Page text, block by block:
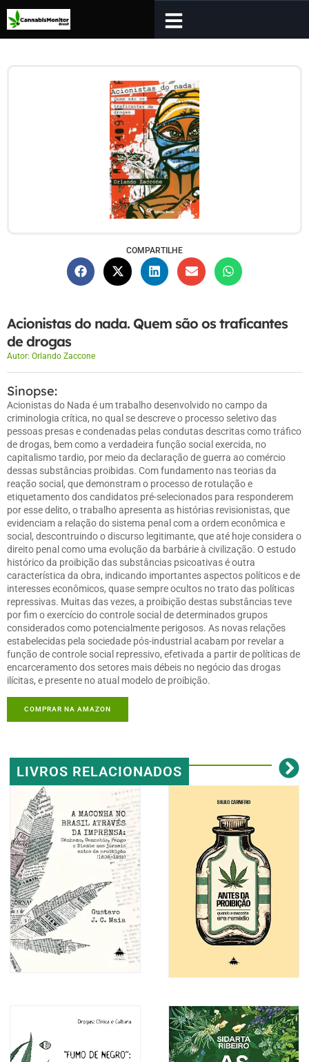
COMPARTILHE
Acionistas do nada. Quem são os traficantes
de drogas
Autor: Orlando Zaccone
Sinopse:
Acionistas do Nada é um trabalho desenvolvido no campo da
criminologia crítica, no qual se descreve o processo seletivo das
pessoas presas e condenadas pelas condutas descritas como tráfico
de drogas, bem como a verdadeira função social exercida, no
capitalismo tardio, por meio da declaração de guerra ao comércio
dessas substâncias proibidas. Com fundamento nas teorias da
reação social, que demonstram o processo de rotulação e
etiquetamento dos candidatos pré-selecionados para responderem
por esse delito, o trabalho apresenta as histórias revisionistas, que
evidenciam a relação do sistema penal com a ordem econômica e
social, descontruindo o discurso legitimante, que até hoje considera o
direito penal como uma evolução da barbárie à civilização. O estudo
histórico da proibição das substâncias psicoativas é outra
característica da obra, indicando importantes aspectos políticos e de
interesses econômicos, quase sempre ocultos no trato das políticas
repressivas. Muitas das vezes, a proibição destas substâncias teve
por fim o exercício do controle social de determinados grupos
considerados como potencialmente perigosos. As novas relações
estabelecidas pela sociedade pós-industrial acabam por revelar a
função de controle social repressivo, efetivada a partir de políticas de
encarceramento dos setores mais débeis no negócio das drogas
ilícitas, e presente no atual modelo de proibição.
COMPRAR NA AMAZON
LIVROS RELACIONADOS